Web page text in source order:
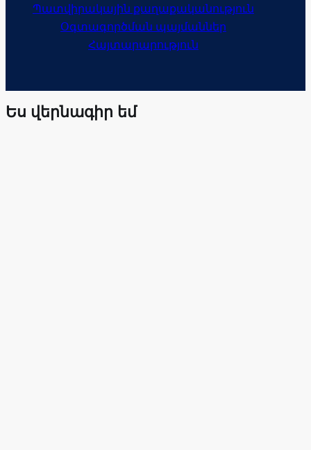
Պատվիրակային քաղաքականություն
Օգտագործման պայմաններ
Հայտարարություն
Ես վերնագիր եմ